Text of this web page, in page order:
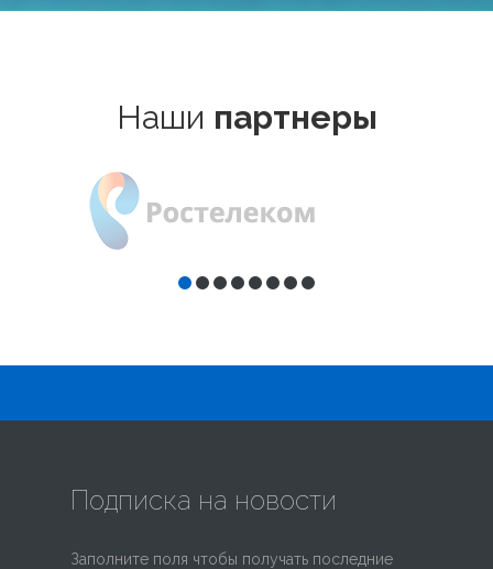
Наши партнеры
Подписка на новости
Заполните поля чтобы получать последние